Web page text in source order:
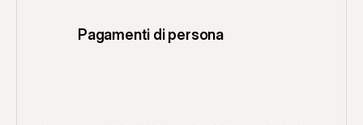
Pagamenti di persona